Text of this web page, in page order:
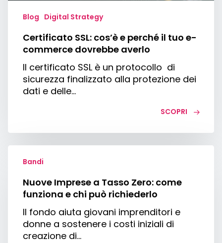
Blog Digital Strategy
Certificato SSL: cos’è e perché il tuo e-
commerce dovrebbe averlo
Il certificato SSL è un protocollo di
sicurezza finalizzato alla protezione dei
dati e delle…
SCOPRI
Imprese
Tasso
Zero:
come
funziona
Bandi
Nuove Imprese a Tasso Zero: come
funziona e chi può richiederlo
Il fondo aiuta giovani imprenditori e
donne a sostenere i costi iniziali di
creazione di…